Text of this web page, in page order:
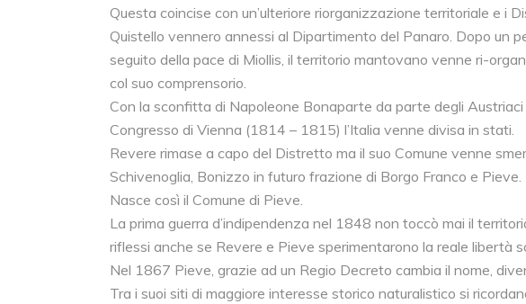
Questa coincise con un’ulteriore riorganizzazione territoriale e i
Quistello vennero annessi al Dipartimento del Panaro. Dopo un
seguito della pace di Miollis, il territorio mantovano venne ri-
col suo comprensorio.
Con la sconfitta di Napoleone Bonaparte da parte degli
Congresso di Vienna (1814 – 1815) l’Italia venne divisa in stati.
Revere rimase a capo del Distretto ma il suo Comune venne
Schivenoglia, Bonizzo in futuro frazione di Borgo Franco e Pieve.
Nasce così il Comune di Pieve.
La prima guerra d’indipendenza nel 1848 non toccò mai il
riflessi anche se Revere e Pieve sperimentarono la reale libertà
Nel 1867 Pieve, grazie ad un Regio Decreto cambia il nome,
Tra i suoi siti di maggiore interesse storico naturalistico si